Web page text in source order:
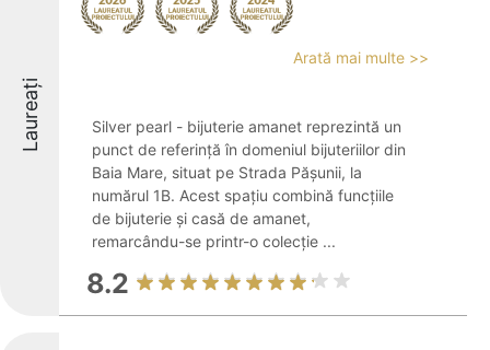
Laureați
Arată mai multe >>
Silver pearl - bijuterie amanet reprezintă un
punct de referință în domeniul bijuteriilor din
Baia Mare, situat pe Strada Pășunii, la
numărul 1B. Acest spațiu combină funcțiile
de bijuterie și casă de amanet,
remarcându-se printr-o colecție ...
8.2